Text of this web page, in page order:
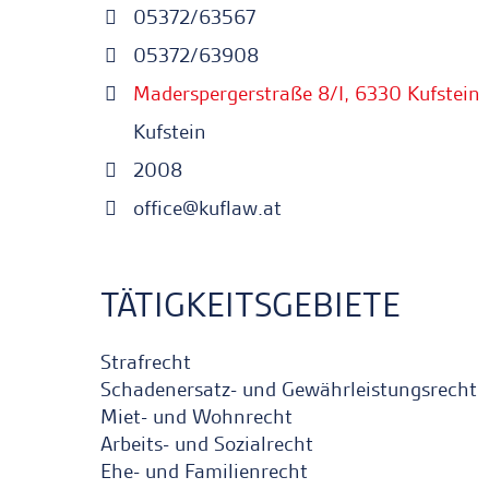
05372/63567
05372/63908
Maderspergerstraße 8/I, 6330 Kufstein
Kufstein
2008
office@kuflaw.at
TÄTIGKEITSGEBIETE
Strafrecht
Schadenersatz- und Gewährleistungsrecht
Miet- und Wohnrecht
Arbeits- und Sozialrecht
Ehe- und Familienrecht